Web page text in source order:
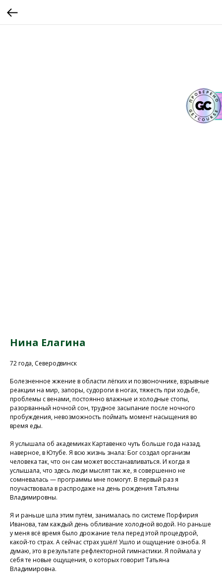
Нина Елагина
72 года, Северодвинск
Болезненное жжение в области лёгких и позвоночнике, взрывные
реакции на мир, запоры, судороги в ногах, тяжесть при ходьбе,
проблемы с венами, постоянно влажные и холодные стопы,
разорванный ночной сон, трудное засыпание после ночного
пробуждения, невозможность поймать момент насыщения во
время еды.
Я услышала об академиках Картавенко чуть больше года назад,
наверное, в Ютубе. Я всю жизнь знала: Бог создал организм
человека так, что он сам может восстанавливаться. И когда я
услышала, что здесь люди мыслят так же, я совершенно не
сомневалась — программы мне помогут. В первый раз я
поучаствовала в распродаже на день рождения Татьяны
Владимировны.
Я и раньше шла этим путём, занималась по системе Порфирия
Иванова, там каждый день обливание холодной водой. Но раньше
у меня всё время было дрожание тела перед этой процедурой,
какой-то страх. А сейчас страх ушёл! Ушло и ощущение озноба. Я
думаю, это в результате рефлекторной гимнастики. Я поймала у
себя те новые ощущения, о которых говорит Татьяна
Владимировна.